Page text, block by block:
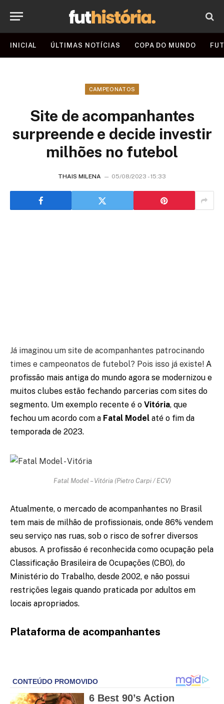
INICIAL ÚLTIMAS NOTÍCIAS COPA DO MUNDO
CAMPEONATOS
Site de acompanhantes
surpreende e decide investir
milhões no futebol
THAIS MILENA 05/08/2023 - 15:33
Já imaginou um site de acompanhantes patrocinando
times e campeonatos de futebol? Pois isso já existe! A
profissão mais antiga do mundo agora se modernizou e
muitos clubes estão fechando parcerias com sites do
segmento. Um exemplo recente é o Vitória, que
fechou um acordo com a Fatal Model até o fim da
temporada de 2023.
Fatal Model – Vitória (Pietro Carpi / ECV)
Atualmente, o mercado de acompanhantes no Brasil
tem mais de milhão de profissionais, onde 86% vendem
seu serviço nas ruas, sob o risco de sofrer diversos
abusos. A profissão é reconhecida como ocupação pela
Classificação Brasileira de Ocupações (CBO), do
Ministério do Trabalho, desde 2002, e não possui
restrições legais quando praticada por adultos em
locais apropriados.
Plataforma de acompanhantes